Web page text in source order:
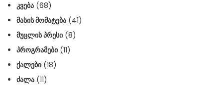
ᲙᲕᲔᲑᲐ (68)
ᲛᲐᲡᲘᲡ ᲛᲝᲛᲐᲢᲔᲑᲐ (41)
ᲛᲣᲪᲚᲘᲡ ᲞᲠᲔᲡᲘ (8)
ᲞᲠᲝᲒᲠᲐᲛᲔᲑᲘ (11)
ᲥᲐᲚᲔᲑᲘ (18)
ᲫᲐᲚᲐ (11)